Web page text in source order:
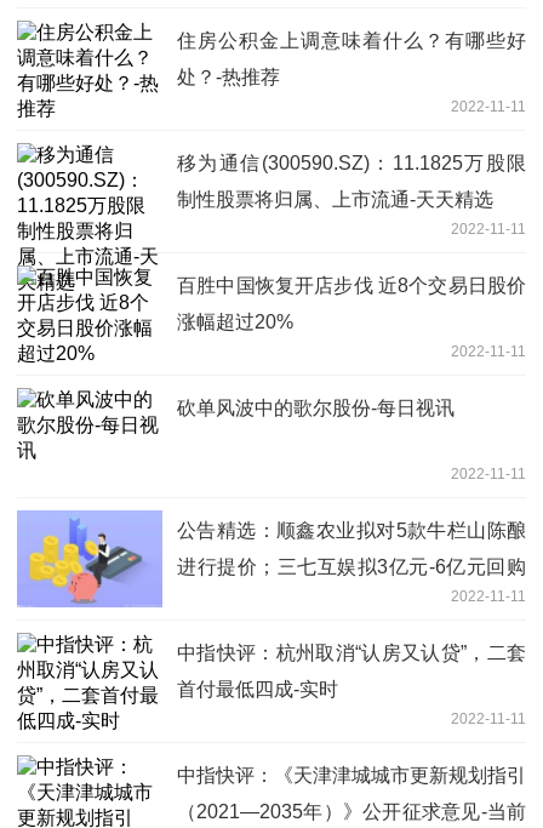
住房公积金上调意味着什么？有哪些好
处？-热推荐
2022-11-11
移为通信(300590.SZ)：11.1825万股限
制性股票将归属、上市流通-天天精选
2022-11-11
百胜中国恢复开店步伐 近8个交易日股价
涨幅超过20%
2022-11-11
砍单风波中的歌尔股份-每日视讯
2022-11-11
公告精选：顺鑫农业拟对5款牛栏山陈酿
进行提价；三七互娱拟3亿元-6亿元回购
2022-11-11
中指快评：杭州取消“认房又认贷”，二套
首付最低四成-实时
2022-11-11
中指快评：《天津津城城市更新规划指引
（2021—2035年）》公开征求意见-当前